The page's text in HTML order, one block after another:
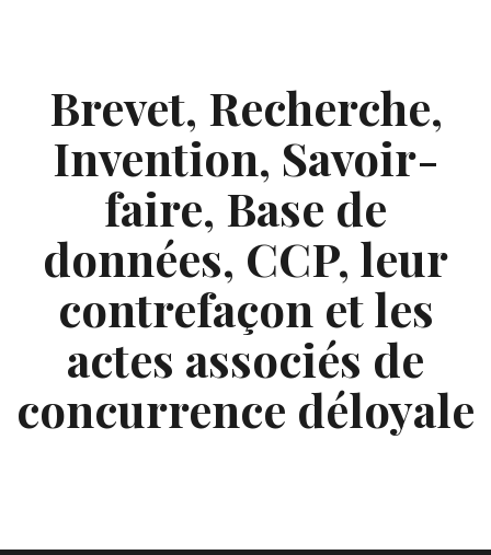
Brevet, Recherche,
Invention, Savoir-
faire, Base de
données, CCP, leur
contrefaçon et les
actes associés de
concurrence déloyale